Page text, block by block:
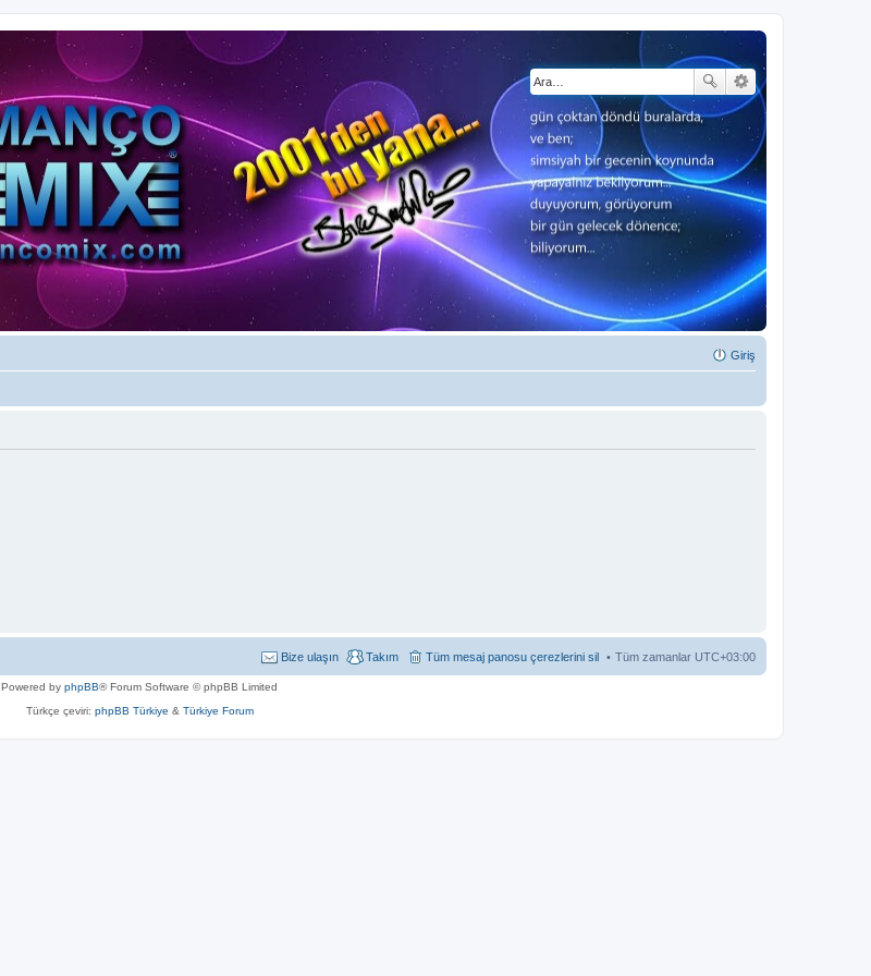
Giriş
Tüm zamanlar UTC+03:00
Tüm mesaj panosu çerezlerini sil
Takım
Bize ulaşın
Powered by phpBB® Forum Software © phpBB Limited
Türkçe çeviri: phpBB Türkiye & Türkiye Forum